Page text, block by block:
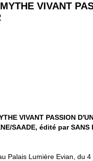
VIVANT
VIVANT PASSION
SAADE, édité par SANS
Palais Lumière Evian, du 4